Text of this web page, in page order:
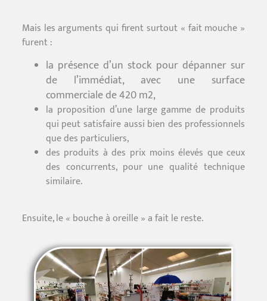
Mais les arguments qui firent surtout « fait mouche »
furent :
la présence d’un stock pour dépanner sur
de l’immédiat, avec une surface
commerciale de 420 m2,
la proposition d’une large gamme de produits
qui peut satisfaire aussi bien des professionnels
que des particuliers,
des produits à des prix moins élevés que ceux
des concurrents, pour une qualité technique
similaire.
Ensuite, le « bouche à oreille » a fait le reste.